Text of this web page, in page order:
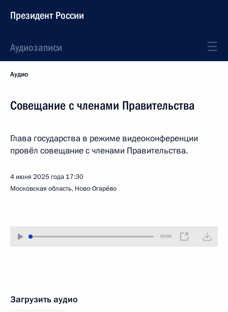
Президент России
Аудиозаписи
Аудио
Совещание с членами Правительства
Глава государства в режиме видеоконференции
провёл совещание с членами Правительства.
4 июня 2025 года 17:30
Московская область, Ново-Огарёво
00:00
Загрузить аудио